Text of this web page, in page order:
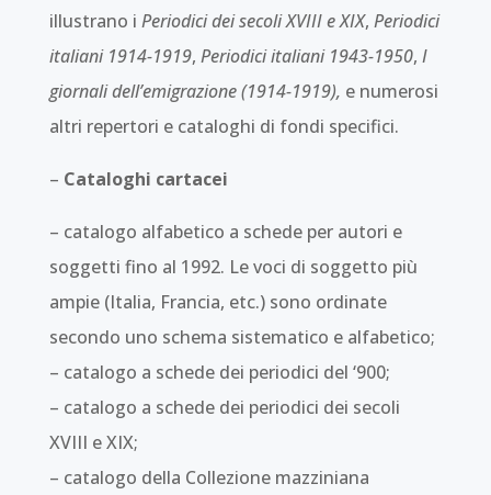
illustrano i Periodici dei secoli XVIII e XIX, Periodici
italiani 1914-1919, Periodici italiani 1943-1950, I
giornali dell’emigrazione (1914-1919), e numerosi
altri repertori e cataloghi di fondi specifici.
– Cataloghi cartacei
– catalogo alfabetico a schede per autori e
soggetti fino al 1992. Le voci di soggetto più
ampie (Italia, Francia, etc.) sono ordinate
secondo uno schema sistematico e alfabetico;
– catalogo a schede dei periodici del ‘900;
– catalogo a schede dei periodici dei secoli
XVIII e XIX;
– catalogo della Collezione mazziniana